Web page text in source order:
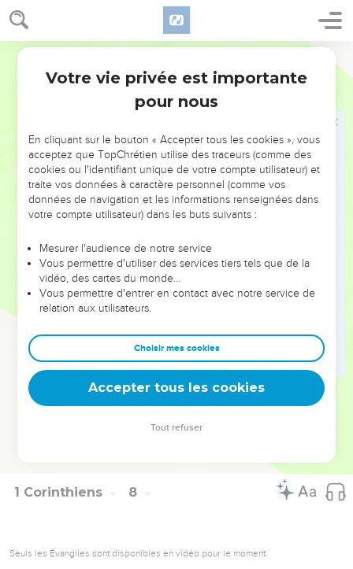
1 Corinthiens 7
choses du monde, des moyens de plaire à son mari.
35 Je dis cela dans votre intérêt ; ce n’est pas pour vous
bienséant et propre à vous attacher au Seigneur sans
dépasser l’âge nubile et qu’il doive en être ainsi, qu’il fasse
ce qu’il veut, il ne pèche pas ; qu’on se marie.
Mais celui qui tient ferme en lui-même, sans contrainte et
avec l’exercice de sa propre volonté, et qui a décidé en son
cœur de garder sa (fille) vierge, celui-là fait bien.
Ainsi, celui qui donne sa (fille) vierge en mariage fait bien,
celui qui ne la donne pas fait mieux.
Une femme est liée aussi longtemps que son mari est
vivant ; mais si le mari est décédé, elle est libre de se marier
Néanmoins, elle sera plus heureuse, à mon avis, si elle
demeure comme elle est. Or moi aussi, je pense avoir l’Esprit
de Dieu.
© Société biblique française – Bibli’O, 1978, avec autorisation. Pour vous procurer
1 Corinthiens 8
Seuls les Évangiles sont disponibles en vidéo pour le moment.
Votre vie privée est importante
pour nous
En cliquant sur le bouton « Accepter tous les cookies », vous
acceptez que TopChrétien utilise des traceurs (comme des
cookies ou l'identifiant unique de votre compte utilisateur) et
traite vos données à caractère personnel (comme vos
données de navigation et les informations renseignées dans
votre compte utilisateur) dans les buts suivants :
Mesurer l'audience de notre service
Vous permettre d'utiliser des services tiers tels que de la
vidéo, des cartes du monde…
Vous permettre d'entrer en contact avec notre service de
relation aux utilisateurs.
Choisir mes cookies
Accepter tous les cookies
Tout refuser